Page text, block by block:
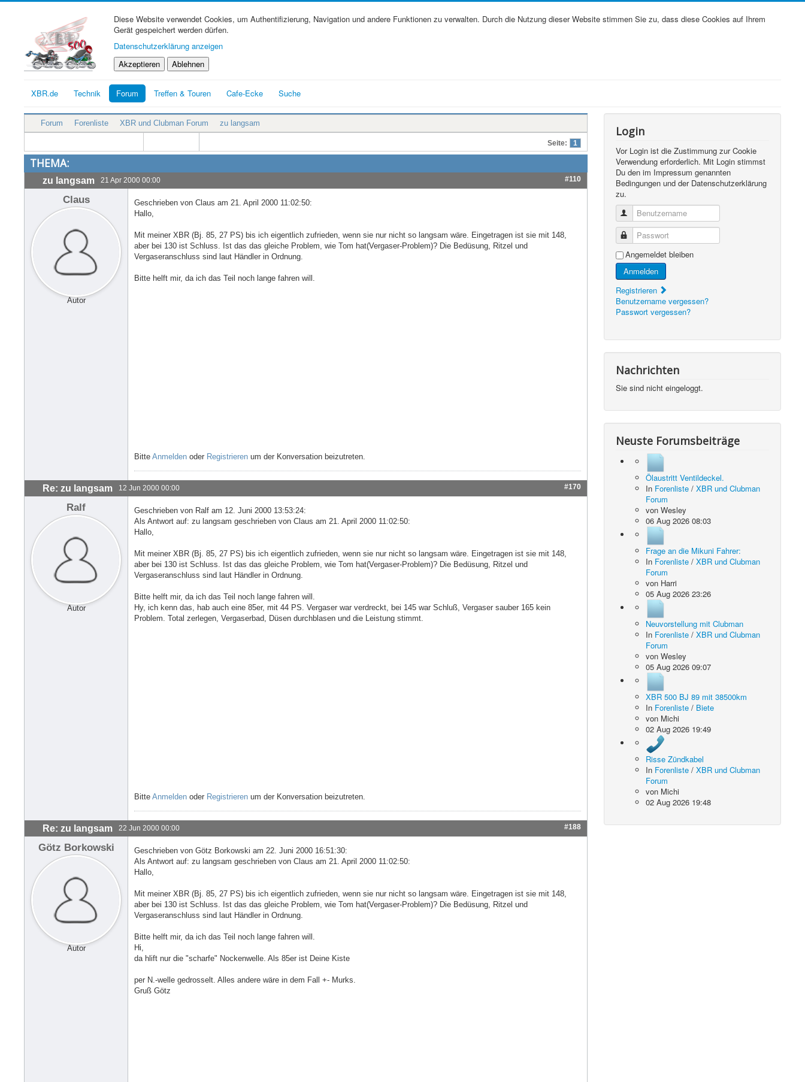
Diese Website verwendet Cookies, um Authentifizierung, Navigation und andere Funktionen zu verwalten. Durch die Nutzung dieser Website stimmen Sie zu, dass diese Cookies auf Ihrem
Gerät gespeichert werden dürfen.
Datenschutzerklärung anzeigen
Akzeptieren
Ablehnen
XBR.de Technik Forum Treffen & Touren Cafe-Ecke Suche
Forum Forenliste XBR und Clubman Forum zu langsam
Seite: 1
THEMA:
zu langsam 21 Apr 2000 00:00 #110
Claus
Autor
Geschrieben von Claus am 21. April 2000 11:02:50:
Hallo,
Mit meiner XBR (Bj. 85, 27 PS) bis ich eigentlich zufrieden, wenn sie nur nicht so langsam wäre. Eingetragen ist sie mit 148,
aber bei 130 ist Schluss. Ist das das gleiche Problem, wie Tom hat(Vergaser-Problem)? Die Bedüsung, Ritzel und
Vergaseranschluss sind laut Händler in Ordnung.
Bitte helft mir, da ich das Teil noch lange fahren will.
Bitte Anmelden oder Registrieren um der Konversation beizutreten.
Re: zu langsam 12 Jun 2000 00:00 #170
Ralf
Autor
Geschrieben von Ralf am 12. Juni 2000 13:53:24:
Als Antwort auf: zu langsam geschrieben von Claus am 21. April 2000 11:02:50:
Hallo,
Mit meiner XBR (Bj. 85, 27 PS) bis ich eigentlich zufrieden, wenn sie nur nicht so langsam wäre. Eingetragen ist sie mit 148,
aber bei 130 ist Schluss. Ist das das gleiche Problem, wie Tom hat(Vergaser-Problem)? Die Bedüsung, Ritzel und
Vergaseranschluss sind laut Händler in Ordnung.
Bitte helft mir, da ich das Teil noch lange fahren will.
Hy, ich kenn das, hab auch eine 85er, mit 44 PS. Vergaser war verdreckt, bei 145 war Schluß, Vergaser sauber 165 kein
Problem. Total zerlegen, Vergaserbad, Düsen durchblasen und die Leistung stimmt.
Bitte Anmelden oder Registrieren um der Konversation beizutreten.
Re: zu langsam 22 Jun 2000 00:00 #188
Götz Borkowski
Autor
Geschrieben von Götz Borkowski am 22. Juni 2000 16:51:30:
Als Antwort auf: zu langsam geschrieben von Claus am 21. April 2000 11:02:50:
Hallo,
Mit meiner XBR (Bj. 85, 27 PS) bis ich eigentlich zufrieden, wenn sie nur nicht so langsam wäre. Eingetragen ist sie mit 148,
aber bei 130 ist Schluss. Ist das das gleiche Problem, wie Tom hat(Vergaser-Problem)? Die Bedüsung, Ritzel und
Vergaseranschluss sind laut Händler in Ordnung.
Bitte helft mir, da ich das Teil noch lange fahren will.
Hi,
da hlift nur die "scharfe" Nockenwelle. Als 85er ist Deine Kiste
per N.-welle gedrosselt. Alles andere wäre in dem Fall +- Murks.
Gruß Götz
Login
Vor Login ist die Zustimmung zur Cookie
Verwendung erforderlich. Mit Login stimmst
Du den im Impressum genannten
Bedingungen und der Datenschutzerklärung
zu.
Benutzername
Passwort
Angemeldet bleiben
Anmelden
Registrieren
Benutzername vergessen?
Passwort vergessen?
Nachrichten
Sie sind nicht eingeloggt.
Neuste Forumsbeiträge
Ölaustritt Ventildeckel.
In Forenliste /XBR und Clubman
Forum
vonWesley
06 Aug 2026 08:03
Frage an die Mikuni Fahrer:
In Forenliste /XBR und Clubman
Forum
von Harri
05 Aug 2026 23:26
Neuvorstellung mit Clubman
In Forenliste /XBR und Clubman
Forum
vonWesley
05 Aug 2026 09:07
XBR 500 BJ 89 mit 38500km
In Forenliste / Biete
von Michi
02 Aug 2026 19:49
Risse Zündkabel
In Forenliste /XBR und Clubman
Forum
von Michi
02 Aug 2026 19:48